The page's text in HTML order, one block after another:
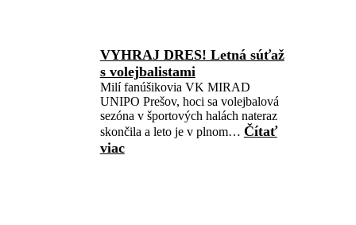
VYHRAJ DRES! Letná súťaž
s volejbalistami
Milí fanúšikovia VK MIRAD
UNIPO Prešov, hoci sa volejbalová
sezóna v športových halách nateraz
skončila a leto je v plnom… Čítať
viac